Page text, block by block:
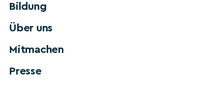
Bildung
Über uns
Mitmachen
Presse